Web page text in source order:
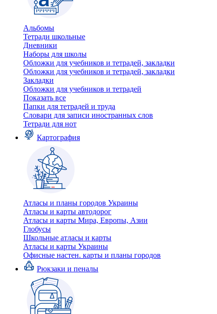
Альбомы
Тетради школьные
Дневники
Наборы для школы
Обложки для учебников и тетрадей, закладки
Обложки для учебников и тетрадей, закладки
Закладки
Обложки для учебников и тетрадей
Показать все
Папки для тетрадей и труда
Словари для записи иностранных слов
Тетради для нот
Картография
Атласы и планы городов Украины
Атласы и карты автодорог
Атласы и карты Мира, Европы, Азии
Глобусы
Школьные атласы и карты
Атласы и карты Украины
Офисные настен. карты и планы городов
Рюкзаки и пеналы